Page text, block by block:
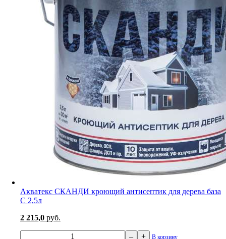
Акватекс СКАНДИ кроющий антисептик для дерева база
С 2,5л
2 215,0 руб.
– + В корзину